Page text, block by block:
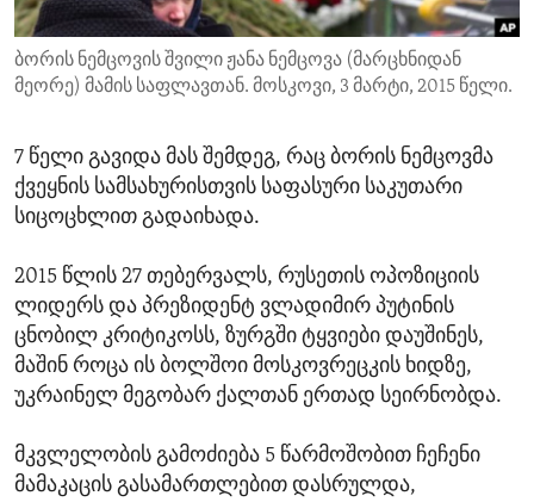
ENVIRONMENT AND HEALTH
IDEALS AND INSTITUTIONS
ბორის ნემცოვის შვილი ჟანა ნემცოვა (მარცხნიდან
მეორე) მამის საფლავთან. მოსკოვი, 3 მარტი, 2015 წელი.
7 წელი გავიდა მას შემდეგ, რაც ბორის ნემცოვმა
ქვეყნის სამსახურისთვის საფასური საკუთარი
სიცოცხლით გადაიხადა.
2015 წლის 27 თებერვალს, რუსეთის ოპოზიციის
ლიდერს და პრეზიდენტ ვლადიმირ პუტინის
ცნობილ კრიტიკოსს, ზურგში ტყვიები დაუშინეს,
მაშინ როცა ის ბოლშოი მოსკოვრეცკის ხიდზე,
უკრაინელ მეგობარ ქალთან ერთად სეირნობდა.
მკვლელობის გამოძიება 5 წარმოშობით ჩეჩენი
მამაკაცის გასამართლებით დასრულდა,